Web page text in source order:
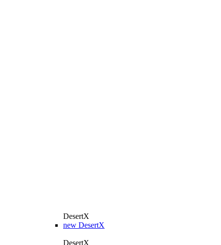
DesertX
new DesertX
DesertX